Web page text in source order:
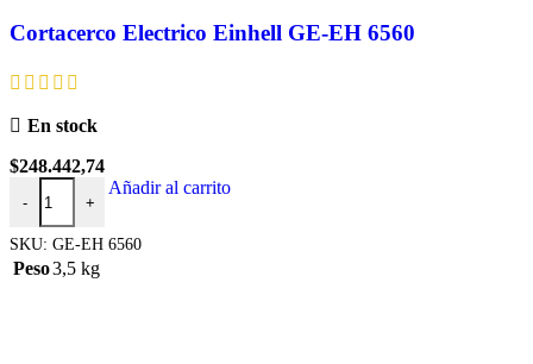
Cortacerco Electrico Einhell GE-EH 6560
En stock
$248.442,74
- +
Añadir al carrito
SKU: GE-EH 6560
Peso3,5 kg